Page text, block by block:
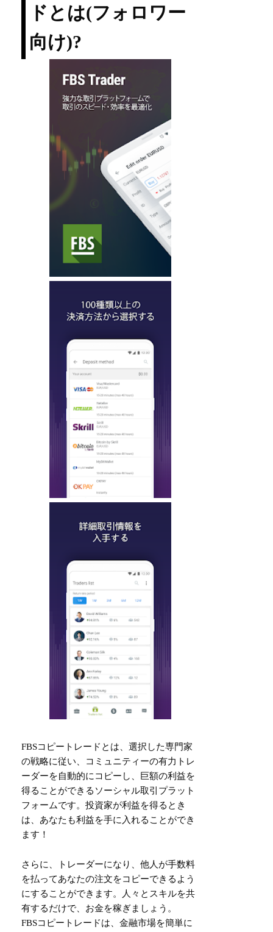
ドとは(フォロワー
向け)?
FBSコピートレードとは、選択した専門家
の戦略に従い、コミュニティーの有力トレ
ーダーを自動的にコピーし、巨額の利益を
得ることができるソーシャル取引プラット
フォームです。投資家が利益を得るとき
は、あなたも利益を手に入れることができ
ます！
さらに、トレーダーになり、他人が手数料
を払ってあなたの注文をコピーできるよう
にすることができます。人々とスキルを共
有するだけで、お金を稼ぎましょう。
FBSコピートレードは、金融市場を簡単に